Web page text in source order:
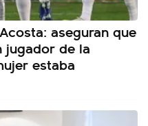
aseguran que
jugador de la
estaba